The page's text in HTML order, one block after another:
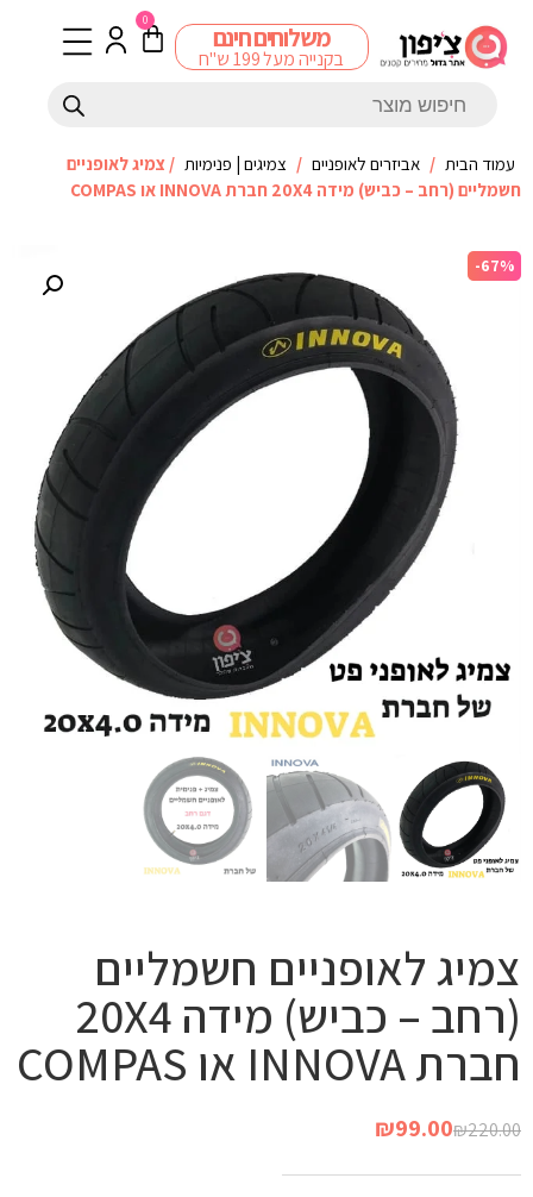
משלוחים חינם
בקנייה מעל 199 ש"ח
0
עמוד הבית / אביזרים לאופניים / צמיגים | פנימיות / צמיג לאופניים
חשמליים (רחב – כביש) מידה 20X4 חברת INNOVA או COMPAS
-67%
צמיג לאופניים חשמליים
(רחב – כביש) מידה 20X4
חברת INNOVA או COMPAS
₪220.00
₪99.00